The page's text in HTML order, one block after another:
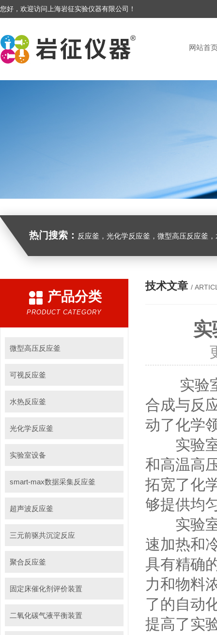
您好，欢迎访问上海岩征实验仪器有限公司！
网站首
热门搜索： 反应釜，光化学反应釜，微型高压反应釜
产品分类
PRODUCT CATEGORY
微型高压反应釜
可视反应釜
水热反应釜
光化学反应釜
实验室设备
smart-max数据采集反应釜
超声波反应釜
三元前驱共沉淀反应
聚合反应釜
固定床催化剂评价装置
二氧化碳气液平衡装置
技术文章 /
实验室
合成与反
动了化学
实验室
和高温高
拓宽了化
够提供均
实验室
速加热和
具有精确
力和物料
了的自动
提高了实